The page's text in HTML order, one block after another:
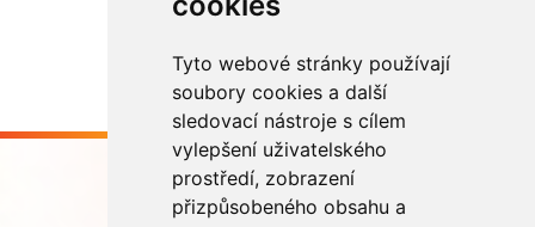
Tyto webové stránky používají
soubory cookies a další
sledovací nástroje s cílem
vylepšení uživatelského
prostředí, zobrazení
přizpůsobeného obsahu a